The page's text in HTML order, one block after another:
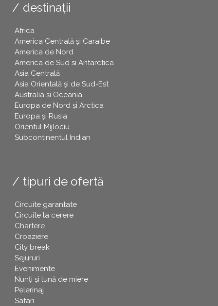
destinații
Africa
America Centrală și Caraibe
America de Nord
America de Sud si Antarctica
Asia Centrală
Asia Orientală și de Sud-Est
Australia și Oceania
Europa de Nord și Arctica
Europa și Rusia
Orientul Mijlociu
Subcontinentul Indian
tipuri de ofertă
Circuite garantate
Circuite la cerere
Chartere
Croaziere
City break
Sejururi
Evenimente
Nunți și lună de miere
Pelerinaj
Safari